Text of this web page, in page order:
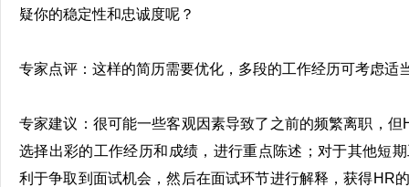
疑你的稳定性和忠诚度呢？
专家点评：这样的简历需要优化，多段的工作经历可考虑适
专家建议：很可能一些客观因素导致了之前的频繁离职，
选择出彩的工作经历和成绩，进行重点陈述；对于其他短
利于争取到面试机会，然后在面试环节进行解释，获得HR